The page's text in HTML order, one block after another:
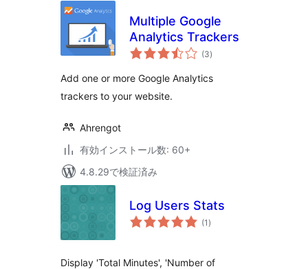
Multiple Google
Analytics Trackers
(3個
の
価
)
Add one or more Google Analytics
trackers to your website.
Ahrengot
有効インストール数: 60+
4.8.29で検証済み
Log Users Stats
(1 個
の)
Display 'Total Minutes', 'Number of